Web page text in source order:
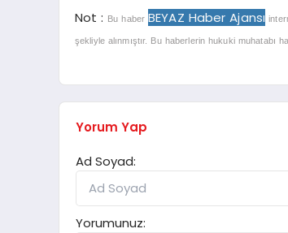
Not : Bu haber BEYAZ Haber Ajansı
şekliyle alınmıştır. Bu haberlerin hukuki muhatabı
Yorum Yap
Ad Soyad:
Yorumunuz: